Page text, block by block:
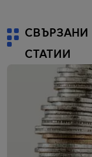
СВЪРЗАНИ
СТАТИИ